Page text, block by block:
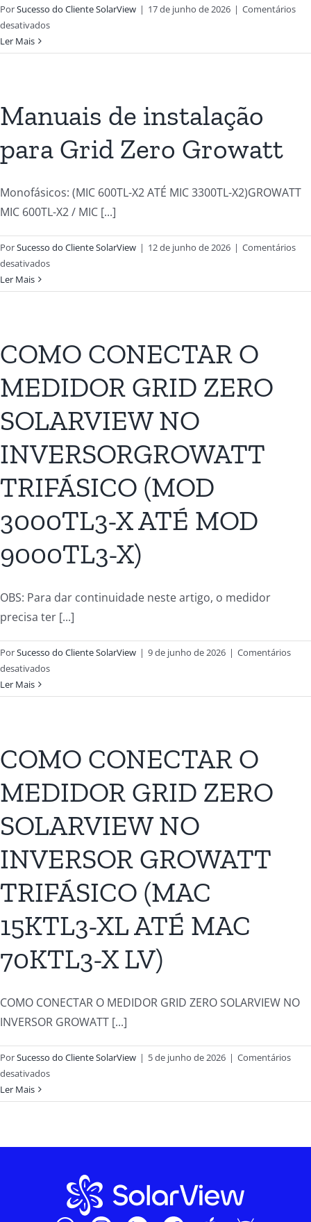
PorSucesso do Cliente SolarView | 17 de junho de 2026 | Comentários
desativados
Ler Mais
Manuais de instalação
para Grid Zero Growatt
Monofásicos: (MIC 600TL-X2 ATÉ MIC 3300TL-X2)GROWATT
MIC 600TL-X2 / MIC [...]
PorSucesso do Cliente SolarView | 12 de junho de 2026 | Comentários
desativados
Ler Mais
COMO CONECTAR O
MEDIDOR GRID ZERO
SOLARVIEW NO
INVERSORGROWATT
TRIFÁSICO (MOD
3000TL3-X ATÉ MOD
9000TL3-X)
OBS: Para dar continuidade neste artigo, o medidor
precisa ter [...]
PorSucesso do Cliente SolarView | 9 de junho de 2026 | Comentários
desativados
Ler Mais
COMO CONECTAR O
MEDIDOR GRID ZERO
SOLARVIEW NO
INVERSOR GROWATT
TRIFÁSICO (MAC
15KTL3-XL ATÉ MAC
70KTL3-X LV)
COMO CONECTAR O MEDIDOR GRID ZERO SOLARVIEW NO
INVERSOR GROWATT [...]
PorSucesso do Cliente SolarView | 5 de junho de 2026 | Comentários
desativados
Ler Mais